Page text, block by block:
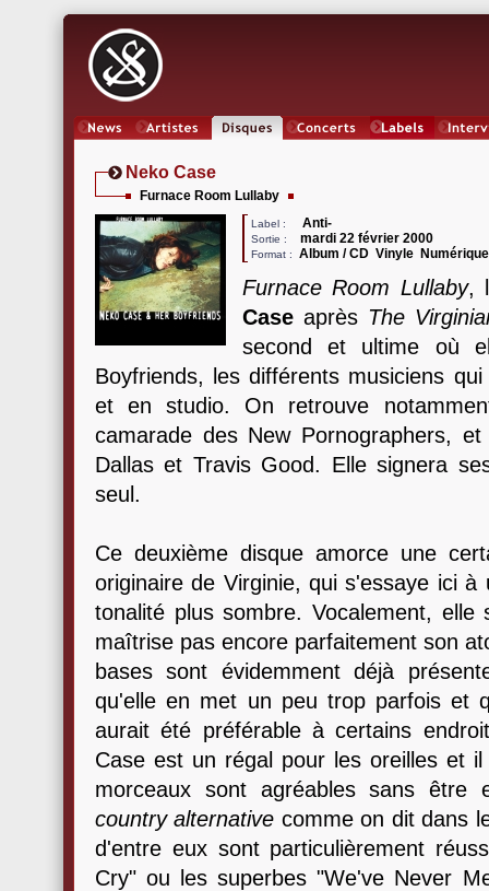
Neko Case
Furnace Room Lullaby
Label : Anti-
Sortie : mardi 22 février 2000
Format : Album / CD Vinyle
Furnace Room Lullaby,
Case après The
second et ultime où
Boyfriends, les différents musiciens
et en studio. On retrouve
camarade des New Pornographers,
Dallas et Travis Good. Elle signera
seul.
Ce deuxième disque amorce une
originaire de Virginie, qui s'essaye ici
tonalité plus sombre. Vocalement,
maîtrise pas encore parfaitement son
bases sont évidemment déjà
qu'elle en met un peu trop parfois et
aurait été préférable à certains
Case est un régal pour les oreilles et
morceaux sont agréables sans être
country alternative comme on dit dans
d'entre eux sont particulièrement
Cry" ou les superbes "We've Never